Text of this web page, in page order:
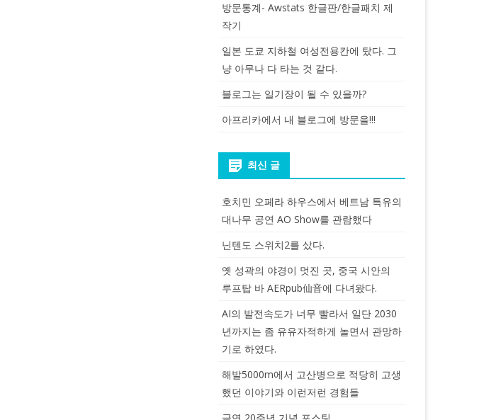
방문통계- Awstats 한글판/한글패치 제
작기
일본 도쿄 지하철 여성전용칸에 탔다. 그
냥 아무나 다 타는 것 같다.
블로그는 일기장이 될 수 있을까?
아프리카에서 내 블로그에 방문을!!!
최신 글
호치민 오페라 하우스에서 베트남 특유의
대나무 공연 AO Show를 관람했다
닌텐도 스위치2를 샀다.
옛 성곽의 야경이 멋진 곳, 중국 시안의
루프탑 바 AERpub仙音에 다녀왔다.
AI의 발전속도가 너무 빨라서 일단 2030
년까지는 좀 유유자적하게 놀면서 관망하
기로 하였다.
해발5000m에서 고산병으로 적당히 고생
했던 이야기와 이런저런 경험들